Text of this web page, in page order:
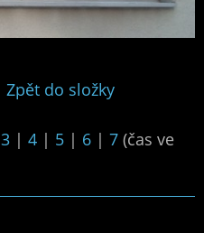
Zpět do složky
3 | 4 | 5 | 6 | 7 (čas ve